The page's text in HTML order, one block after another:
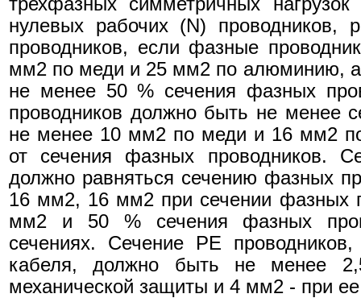
нулевых рабочих (N) проводников,
проводников, если фазные
мм2 по меди и 25 мм2 по алюминию, а
не менее 50 % сечения фазных
проводников должно быть не менее
не менее 10 мм2 по меди и 16 мм2
от сечения фазных проводников.
должно равняться сечению фазных
16 мм2, 16 мм2 при сечении фазных
мм2 и 50 % сечения фазных
сечениях. Сечение РЕ
кабеля, должно быть не менее
механической защиты и 4 мм2 - при ее